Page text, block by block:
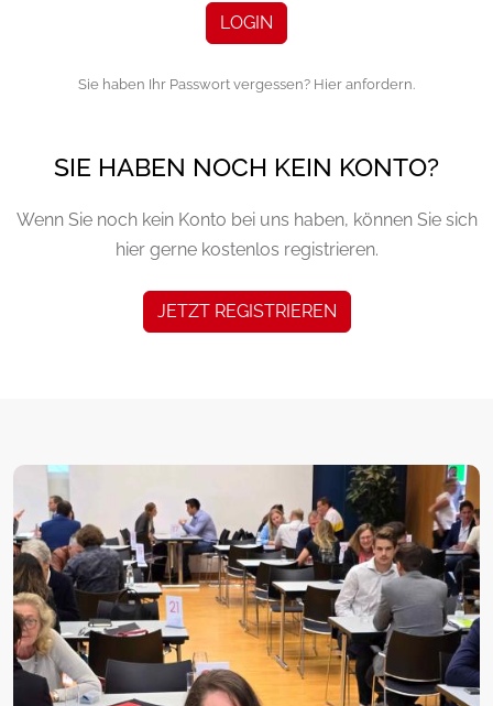
LOGIN
Sie haben Ihr Passwort vergessen? Hier anfordern.
SIE HABEN NOCH KEIN KONTO?
Wenn Sie noch kein Konto bei uns haben, können Sie sich
hier gerne kostenlos registrieren.
JETZT REGISTRIEREN